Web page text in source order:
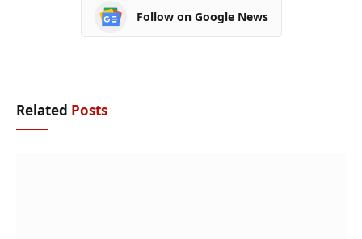
Follow on Google News
Related Posts